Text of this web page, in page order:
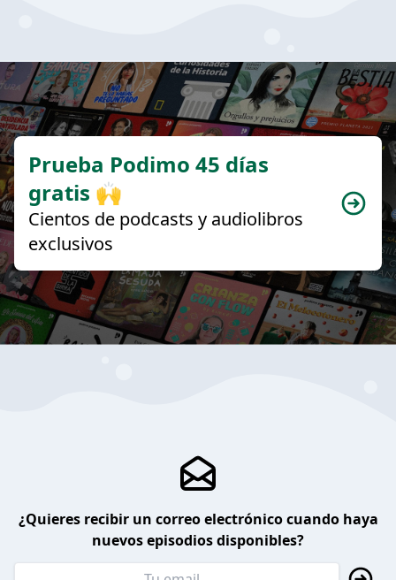
Prueba Podimo 45 días
gratis 🙌
Cientos de podcasts y audiolibros
exclusivos
¿Quieres recibir un correo electrónico cuando haya
nuevos episodios disponibles?